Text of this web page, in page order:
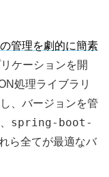
管理を劇的に簡素
ケーションを開
処理ライブラリ
、バージョンを管
spring-boot-
ら全てが最適なバ